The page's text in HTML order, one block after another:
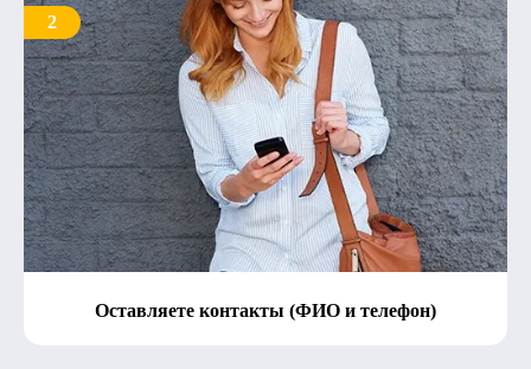
2
Оставляете контакты (ФИО и телефон)